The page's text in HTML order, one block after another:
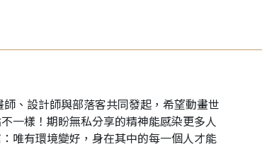
、設計師與部落客共同發起，希望動畫世
一樣！期盼無私分享的精神能感染更多人
唯有環境變好，身在其中的每一個人才能